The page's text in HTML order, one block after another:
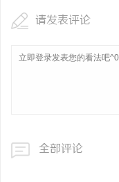
请发表评论
全部评论